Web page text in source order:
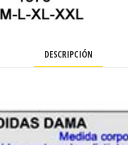
DESCRIPCIÓN